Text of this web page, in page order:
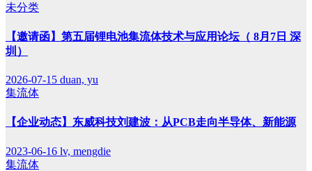
未分类
【邀请函】第五届锂电池集流体技术与应用论坛（ 8月7日 深
圳）
2026-07-15 duan, yu
集流体
【企业动态】东威科技刘建波：从PCB走向半导体、新能源
2023-06-16 lv, mengdie
集流体